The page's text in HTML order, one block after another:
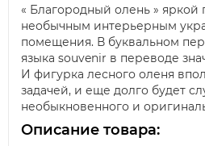
« Благородный олень » яркой
необычным интерьерным
помещения. В буквальном
языка souvenir в переводе
И фигурка лесного оленя
задачей, и еще долго будет
необыкновенного и
Описание товара: